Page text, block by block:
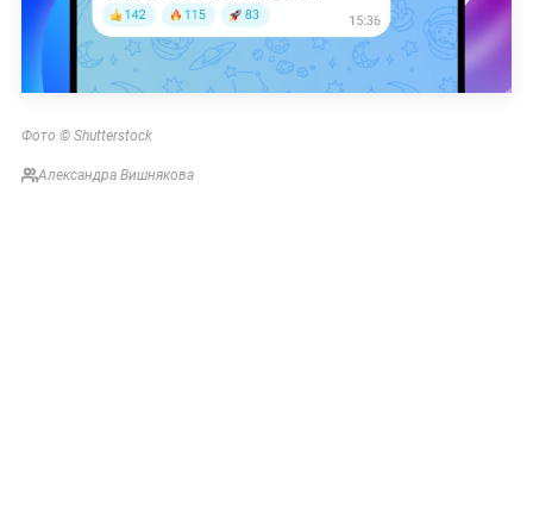
Фото © Shutterstock
Александра Вишнякова